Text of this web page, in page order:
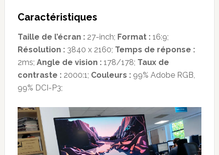
Caractéristiques
Taille de l’écran : 27-inch; Format : 16:9;
Résolution : 3840 x 2160; Temps de réponse :
2ms; Angle de vision : 178/178; Taux de
contraste : 2000:1; Couleurs : 99% Adobe RGB,
99% DCI-P3;